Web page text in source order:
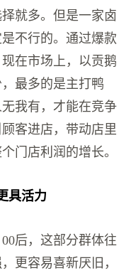
就多。但是一家卤
不行的。通过爆款
在市场上，以贡鹅
最多的是主打鸭
我有，才能在竞争
客进店，带动店里
门店利润的增长。
具活力
后，这部分群体往
更容易喜新厌旧，